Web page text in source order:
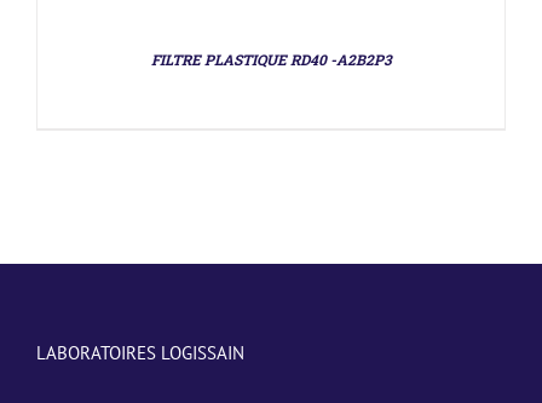
FILTRE PLASTIQUE RD40 -A2B2P3
LABORATOIRES LOGISSAIN